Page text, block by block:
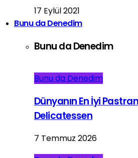
17 Eylül 2021
Bunu da Denedim
Bunu da Denedim
Bunu da Denedim
Dünyanın En İyi
Delicatessen
7 Temmuz 2026